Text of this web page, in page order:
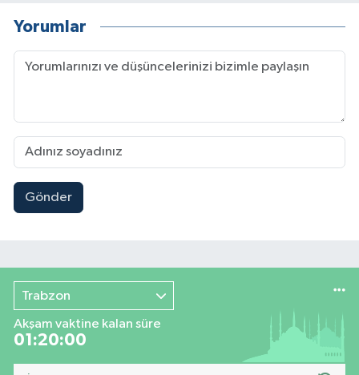
Yorumlar
Gönder
Trabzon
Akşam vaktine kalan süre
01:19:59